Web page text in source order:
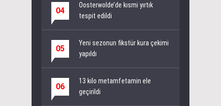
04
Oosterwolde’de kısmi yırtık
tespit edildi
05
Yeni sezonun fikstür kura çekimi
yapıldı
06
13 kilo metamfetamin ele
geçirildi